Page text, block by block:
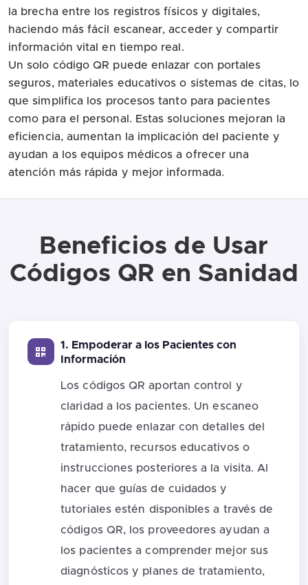
la brecha entre los registros físicos y digitales,
haciendo más fácil escanear, acceder y compartir
información vital en tiempo real.
Un solo código QR puede enlazar con portales
seguros, materiales educativos o sistemas de citas, lo
que simplifica los procesos tanto para pacientes
como para el personal. Estas soluciones mejoran la
eficiencia, aumentan la implicación del paciente y
ayudan a los equipos médicos a ofrecer una
atención más rápida y mejor informada.
Beneficios de Usar
Códigos QR en Sanidad
1. Empoderar a los Pacientes con
Información
Los códigos QR aportan control y
claridad a los pacientes. Un escaneo
rápido puede enlazar con detalles del
tratamiento, recursos educativos o
instrucciones posteriores a la visita. Al
hacer que guías de cuidados y
tutoriales estén disponibles a través de
códigos QR, los proveedores ayudan a
los pacientes a comprender mejor sus
diagnósticos y planes de tratamiento,